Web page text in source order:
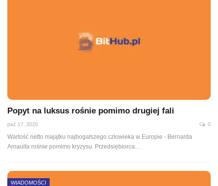
Popyt na luksus rośnie pomimo drugiej fali
paź 17, 2020 0
Wartość netto majątku najbogatszego człowieka w Europie - Bernarda
Arnaulta rośnie pomimo kryzysu. Przedsiębiorca
WIADOMOŚCI